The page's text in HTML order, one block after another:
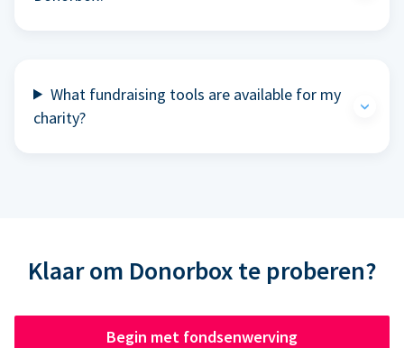
What fundraising tools are available for my
charity?
Klaar om Donorbox te proberen?
Begin met fondsenwerving